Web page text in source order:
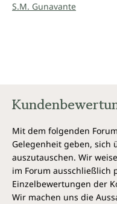
S.M. Gunavante
Mit dem folgenden
Gelegenheit geben, sich
auszutauschen. Wir
im Forum ausschließlich
Einzelbewertungen der
Wir machen uns die